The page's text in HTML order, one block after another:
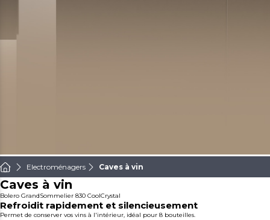
Electroménagers Caves à vin
Caves à vin
Bolero GrandSommelier 830 CoolCrystal
Refroidit rapidement et silencieusement
Permet de conserver vos vins à l'intérieur, idéal pour 8 bouteilles.